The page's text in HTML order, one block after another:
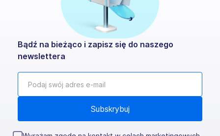
Bądź na bieżąco i zapisz się do naszego
newslettera